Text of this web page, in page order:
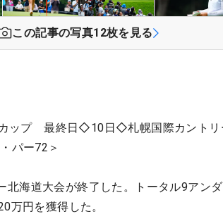
この記事の写真12枚を見る
ップ 最終日◇10日◇札幌国際カントリ
パー72＞
北海道大会が終了した。トータル9アン
万円を獲得した。